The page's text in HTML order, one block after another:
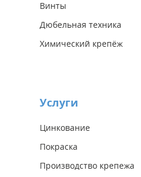
Винты
Дюбельная техника
Химический крепёж
Услуги
Цинкование
Покраска
Производство крепежа